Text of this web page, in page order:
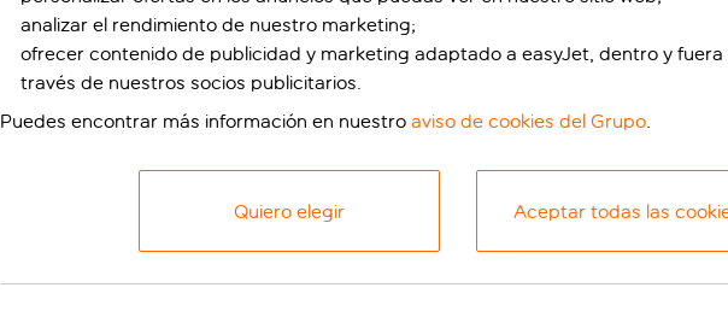
analizar el rendimiento de nuestro marketing;
ofrecer contenido de publicidad y marketing adaptado a easyJet, dentro y
través de nuestros socios publicitarios.
Puedes encontrar más información en nuestro aviso de cookies del Grupo.
Quiero elegir Aceptar todas las